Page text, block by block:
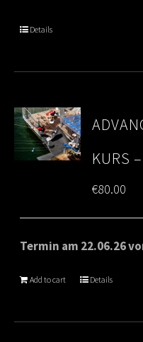
Details
KURS
€80.00
Termin am 22.06.26
Add to cart Details